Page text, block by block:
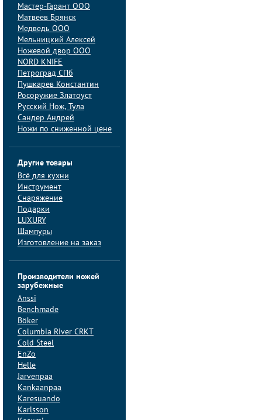
Мастер-Гарант ООО
Матвеев Брянск
Медведь ООО
Мельницкий Алексей
Ножевой двор ООО
NORD KNIFE
Петроград СПб
Пушкарев Константин
Росоружие Златоуст
Русский Нож, Тула
Сандер Андрей
Ножи по сниженной цене
Другие товары
Всё для кухни
Инструмент
Снаряжение
Подарки
LUXURY
Шампуры
Изготовление на заказ
Производители ножей
зарубежные
Anssi
Benchmade
Böker
Columbia River CRKT
Cold Steel
EnZo
Helle
Jarvenpaa
Kankaanpaa
Karesuando
Karlsson